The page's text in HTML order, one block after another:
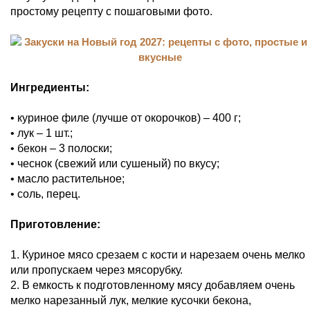
простому рецепту с пошаговыми фото.
Ингредиенты:
• куриное филе (лучше от окорочков) – 400 г;
• лук – 1 шт.;
• бекон – 3 полоски;
• чеснок (свежий или сушеный) по вкусу;
• масло растительное;
• соль, перец.
Приготовление:
1. Куриное мясо срезаем с кости и нарезаем очень мелко
или пропускаем через мясорубку.
2. В емкость к подготовленному мясу добавляем очень
мелко нарезанный лук, мелкие кусочки бекона,